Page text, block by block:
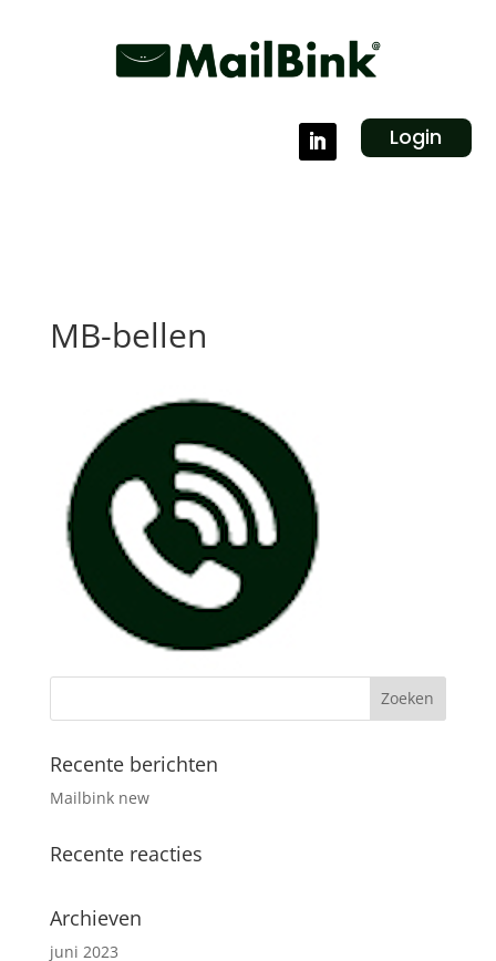
Login
MB-bellen
Recente berichten
Mailbink new
Recente reacties
Archieven
juni 2023